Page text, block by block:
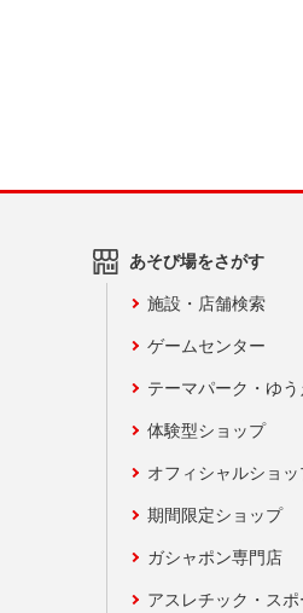
あそび場をさがす
施設・店舗検索
ゲームセンター
テーマパーク・ゆう
体験型ショップ
オフィシャルショッ
期間限定ショップ
ガシャポン専門店
アスレチック・ス